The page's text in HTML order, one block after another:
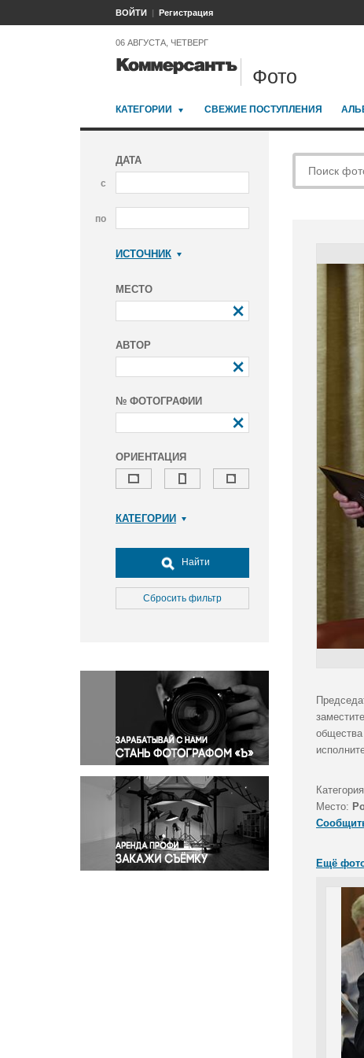
ВОЙТИ Регистрация
06 АВГУСТА, ЧЕТВЕРГ
Фото
КАТЕГОРИИ СВЕЖИЕ ПОСТУПЛЕНИЯ
ДАТА
с
по
ИСТОЧНИК
МЕСТО
АВТОР
№ ФОТОГРАФИИ
ОРИЕНТАЦИЯ
КАТЕГОРИИ
Досуг, туризм и отдых
Культура
Медицина
Окружающая среда
Политика
Правосудие
Происшествия и конфликты
Религия
Светская жизнь
Спорт
Экология
Экономика и бизнес
Найти
Сбросить фильтр
Место:
Ещё